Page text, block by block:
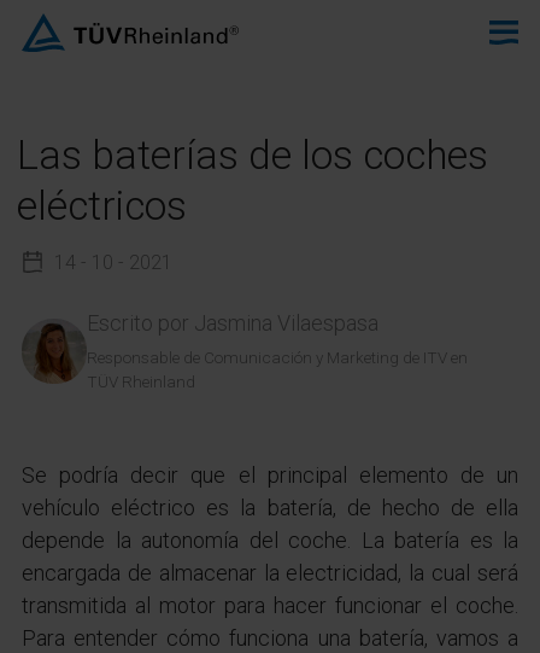
Las baterías de los coches
eléctricos
14 - 10 - 2021
Escrito por Jasmina Vilaespasa
Responsable de Comunicación y Marketing de ITV en
TÜV Rheinland
Se podría decir que el principal elemento de un
vehículo eléctrico es la batería, de hecho de ella
depende la autonomía del coche. La batería es la
encargada de almacenar la electricidad, la cual será
transmitida al motor para hacer funcionar el coche.
Para entender cómo funciona una batería, vamos a